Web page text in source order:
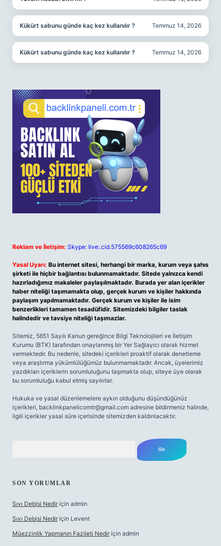
Kükürt sabunu günde kaç kez kullanılır ? Temmuz 14, 2026
Kükürt sabunu günde kaç kez kullanılır ? Temmuz 14, 2026
Reklam ve İletişim: Skype: live:.cid.575569c608265c69
Yasal Uyarı: Bu internet sitesi, herhangi bir marka, kurum veya şahıs
şirketi ile hiçbir bağlantısı bulunmamaktadır. Sitede yalnızca kendi
hazırladığımız makaleler paylaşılmaktadır. Burada yer alan içerikler
haber niteliği taşımamakta olup, gerçek kurum ve kişiler hakkında
paylaşım yapılmamaktadır. Gerçek kurum ve kişiler ile isim
benzerlikleri tamamen tesadüfidir. Sitemizdeki bilgiler taslak
halindedir ve tavsiye niteliği taşımazlar.
Sitemiz, 5651 Sayılı Kanun gereğince Bilgi Teknolojileri ve İletişim
Kurumu (BTK) tarafından onaylanmış bir Yer Sağlayıcı olarak hizmet
vermektedir. Bu nedenle, sitedeki içerikleri proaktif olarak denetleme
veya araştırma yükümlülüğümüz bulunmamaktadır. Ancak, üyelerimiz
yazdıkları içeriklerin sorumluluğunu taşımakta olup, siteye üye olarak
bu sorumluluğu kabul etmiş sayılırlar.
Hukuka ve yasal düzenlemelere aykırı olduğunu düşündüğünüz
içerikleri, backlinkpanelicomtr@gmail.com adresine bildirmeniz halinde,
ilgili içerikler yasal süre içerisinde sitemizden kaldırılacaktır.
SON YORUMLAR
Sıvı Debisi Nedir için admin
Sıvı Debisi Nedir için Levent
Müezzinlik Yapmanın Fazileti Nedir için admin